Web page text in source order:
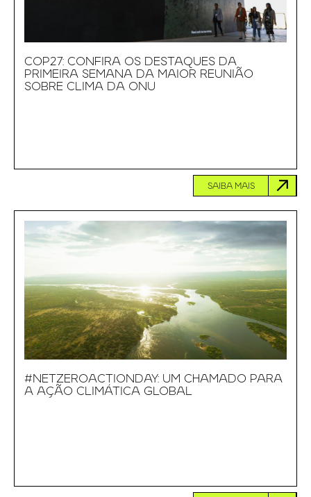
COP27: CONFIRA OS DESTAQUES DA
PRIMEIRA SEMANA DA MAIOR REUNIÃO
SOBRE CLIMA DA ONU
SAIBA MAIS
#NETZEROACTIONDAY: UM CHAMADO PARA
A AÇÃO CLIMÁTICA GLOBAL